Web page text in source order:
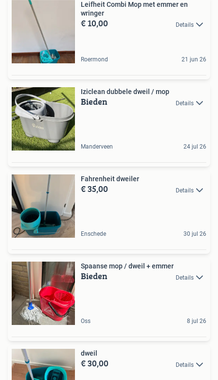
Leifheit Combi Mop met emmer en
wringer
€ 10,00 Details
Roermond 21 jun 26
Iziclean dubbele dweil / mop
Bieden Details
Manderveen 24 jul 26
Fahrenheit dweiler
€ 35,00 Details
Enschede 30 jul 26
Spaanse mop / dweil + emmer
Bieden Details
Oss 8 jul 26
dweil
€ 30,00 Details